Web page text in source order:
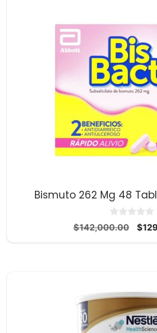
Bismuto 262 Mg 48
0
d
$142,000.00
El
$